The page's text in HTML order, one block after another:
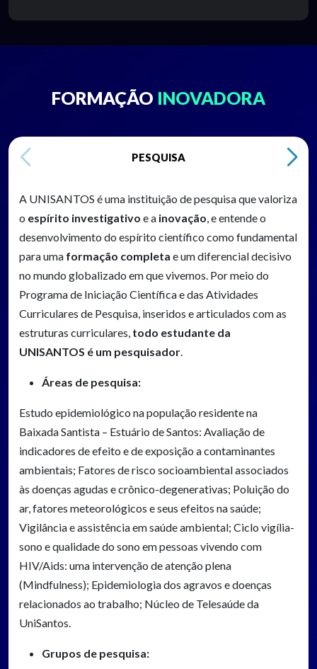
FORMAÇÃO INOVADORA
PESQUISA
A UNISANTOS é uma instituição de pesquisa que valoriza
o espírito investigativo e a inovação , e entende o
desenvolvimento do espírito científico como fundamental
para uma formação completa e um diferencial decisivo
no mundo globalizado em que vivemos. Por meio do
Programa de Iniciação Científica e das Atividades
Curriculares de Pesquisa, inseridos e articulados com as
estruturas curriculares, todo estudante da
UNISANTOS é um pesquisador
Áreas de pesquisa:
Estudo epidemiológico na população residente na
Baixada Santista – Estuário de Santos: Avaliação de
indicadores de efeito e de exposição a contaminantes
ambientais; Fatores de risco socioambiental associados
às doenças agudas e crônico-degenerativas; Poluição do
ar, fatores meteorológicos e seus efeitos na saúde;
Vigilância e assistência em saúde ambiental; Ciclo vigília-
sono e qualidade do sono em pessoas vivendo com
HIV/Aids: uma intervenção de atenção plena
(Mindfulness); Epidemiologia dos agravos e doenças
relacionados ao trabalho; Núcleo de Telesaúde da
UniSantos.
Grupos de pesquisa: